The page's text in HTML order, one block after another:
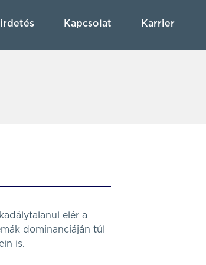
Kapcsolat Karrier
elér a
dominanciáján túl
is.